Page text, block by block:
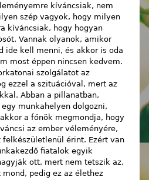
kíváncsiak, nem
szép vagyok, hogy milyen
kíváncsiak, hogy hogyan
Vannak olyanok, amikor
ide kell menni, és akkor is oda
most éppen nincsen kedvem.
szolgálatot az
ezzel a szituációval, mert az
Abban a pillanatban,
munkahelyen dolgozni,
a főnök megmondja, hogy
az ember véleményére,
felkészületlenül érint. Ezért van
fiatalok egyik
ott, mert nem tetszik az,
pedig ez az élethez